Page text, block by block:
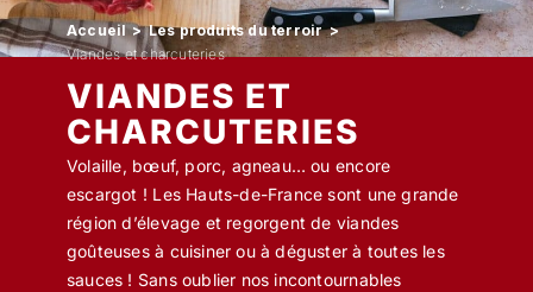
RECHERCHER:
Accueil
Les produits du terroir
Viandes et charcuteries
VIANDES ET
CHARCUTERIES
Volaille, bœuf, porc, agneau… ou encore
escargot ! Les Hauts-de-France sont une grande
région d’élevage et regorgent de viandes
goûteuses à cuisiner ou à déguster à toutes les
sauces ! Sans oublier nos incontournables